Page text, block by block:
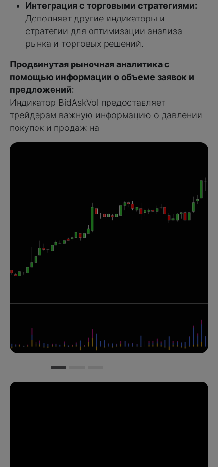
Интеграция с торговыми стратегиями:
Дополняет другие индикаторы и
стратегии для оптимизации анализа
рынка и торговых решений.
Продвинутая рыночная аналитика с
помощью информации о объеме заявок и
предложений:
Индикатор BidAskVol предоставляет
трейдерам важную информацию о давлении
покупок и продаж на